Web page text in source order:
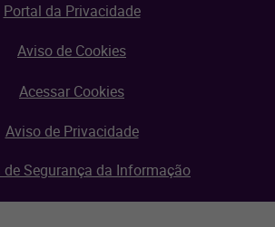
Portal da Privacidade
Aviso de Cookies
Acessar Cookies
Aviso de Privacidade
Segurança da Informação